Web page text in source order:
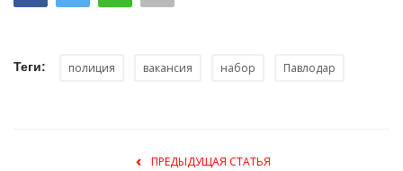
Теги: полиция вакансия набор Павлодар
ПРЕДЫДУЩАЯ СТАТЬЯ